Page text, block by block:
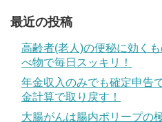
最近の投稿
高齢者(老人)の便秘に効く
べ物で毎日スッキリ！
年金収入のみでも確定申告
金計算で取り戻す！
大腸がんは腸内ポリープの